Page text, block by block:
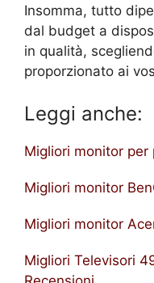
Insomma, tutto
dal budget a
in qualità,
proporzionato ai
Leggi anche:
Migliori monitor per
Migliori monitor
Migliori monitor
Migliori Televisori